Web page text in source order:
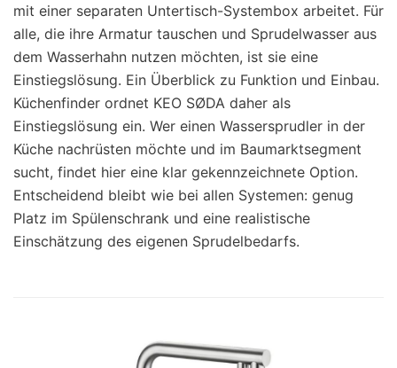
mit einer separaten Untertisch-Systembox arbeitet. Für
alle, die ihre Armatur tauschen und Sprudelwasser aus
dem Wasserhahn nutzen möchten, ist sie eine
Einstiegslösung. Ein Überblick zu Funktion und Einbau.
Küchenfinder ordnet KEO SØDA daher als
Einstiegslösung ein. Wer einen Wassersprudler in der
Küche nachrüsten möchte und im Baumarktsegment
sucht, findet hier eine klar gekennzeichnete Option.
Entscheidend bleibt wie bei allen Systemen: genug
Platz im Spülenschrank und eine realistische
Einschätzung des eigenen Sprudelbedarfs.